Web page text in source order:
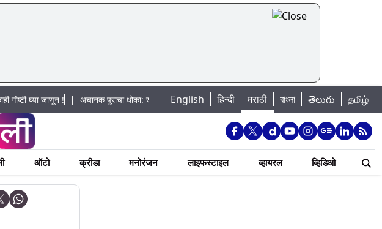
जाणून !|अचानक पूराचा धोका: खडकवासला धरणातून मुठानदी पात्रात विसर्ग सुरु; नागरिकांना नदीपात्रात न उतरण्याचे
English हिन्दी मराठी বাংলা తెలుగు தமிழ்
ऑटो क्रीडा मनोरंजन लाइफस्टाइल व्हायरल व्हिडिओ